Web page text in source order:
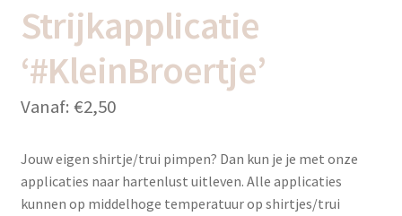
Strijkapplicatie
‘#KleinBroertje’
Vanaf: €2,50
Jouw eigen shirtje/trui pimpen? Dan kun je je met onze
applicaties naar hartenlust uitleven. Alle applicaties
kunnen op middelhoge temperatuur op shirtjes/trui